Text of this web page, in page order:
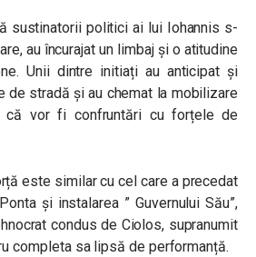
sustinatorii politici ai lui Iohannis s-
au încurajat un limbaj și o atitudine
Unii dintre initiați au anticipat și
de stradă și au chemat la mobilizare
că vor fi confruntări cu forțele de
este similar cu cel care a precedat
și instalarea ” Guvernului Său”,
condus de Ciolos, supranumit
completa sa lipsă de performanță.